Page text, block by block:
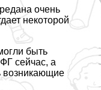
очень
некоторой
быть
сейчас, а
возникающие